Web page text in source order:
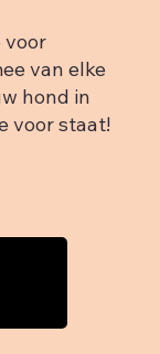
voor
van elke
hond in
voor staat!